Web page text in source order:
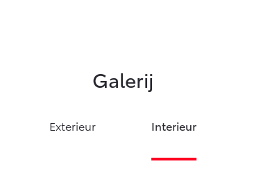
Galerij
Exterieur Interieur